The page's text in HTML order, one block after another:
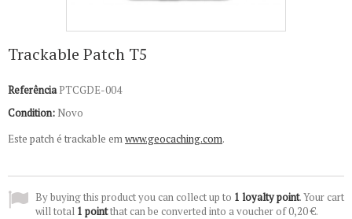
Trackable Patch T5
Referência PTCGDE-004
Condition: Novo
Este patch é trackable emwww.geocaching.com.
By buying this product you can collect up to 1 loyalty point. Your cart
will total 1 pointthat can be converted into a voucher of0,20 €.